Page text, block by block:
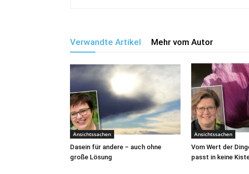
Verwandte Artikel Mehr vom Autor
Ansichtssachen
Dasein für andere – auch ohne
große Lösung
Ansichtssachen
Vom Wert der
passt in keine